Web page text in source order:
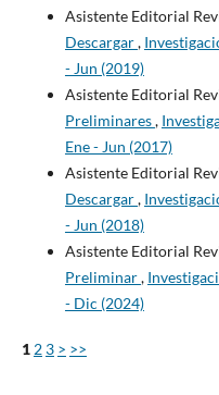
Asistente Editorial
Descargar,
- Jun (2019)
Asistente Editorial
Preliminares,
Ene - Jun (2017)
Asistente Editorial
Descargar,
- Jun (2018)
Asistente Editorial
Preliminar,
- Dic (2024)
1 2 3 > >>